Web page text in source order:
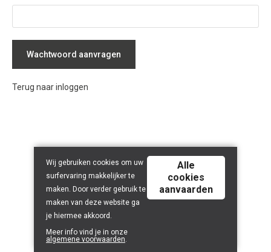
Wachtwoord aanvragen
Terug naar inloggen
Wij gebruiken cookies om uw
surfervaring makkelijker te
maken. Door verder gebruik te
maken van deze website ga
je hiermee akkoord.
Meer info vind je in onze
algemene voorwaarden.
Alle
cookies
aanvaarden